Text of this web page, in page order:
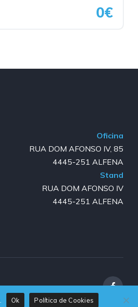
0€
Oficina
RUA DOM AFONSO IV, 85
4445-251 ALFENA
Stand
RUA DOM AFONSO IV
4445-251 ALFENA
Ok Política de Cookies